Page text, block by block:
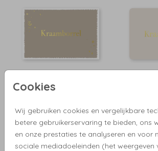
Cookies
Wij gebruiken cookies en vergelijkbare
betere gebruikerservaring te bieden, ons
en onze prestaties te analyseren en voor
sociale mediadoeleinden (het weergeven